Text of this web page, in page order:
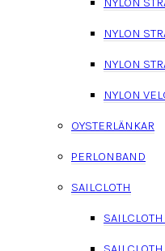
NYLON
NYLON
NYLON
OYSTERLÄNKAR
PERLONBAND
SAILCLOTH